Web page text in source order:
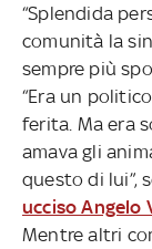
“Splendida
comunità la
sempre più
“Era un
ferita. Ma era
amava gli
questo di lui”,
ucciso Angelo
Mentre altri